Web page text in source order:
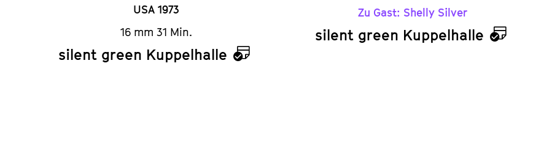
USA 1973
16 mm 31 Min.
silent green Kuppelhalle
Kalender
Zu Gast: Shelly Silver
silent green Kuppelhalle
Kalender